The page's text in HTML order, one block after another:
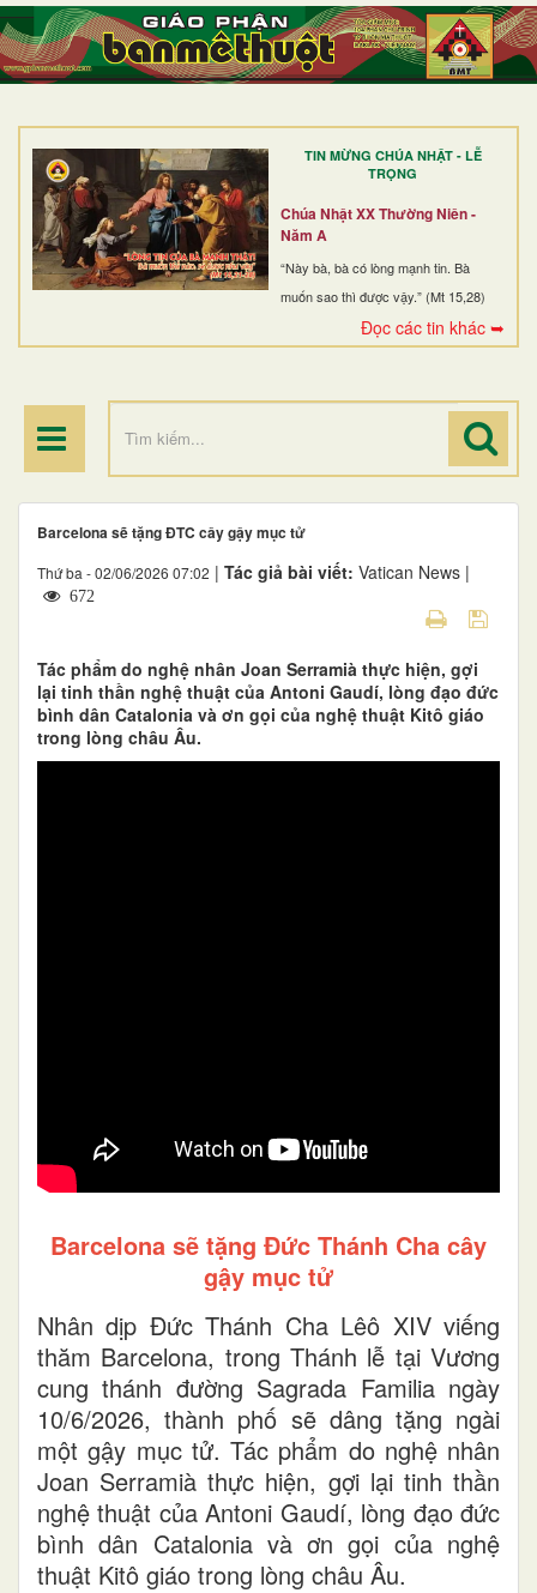
TIN MỪNG CHÚA NHẬT - LỄ
TRỌNG
Chúa Nhật XX Thường Niên -
Năm A
“Này bà, bà có lòng mạnh tin. Bà
muốn sao thì được vậy.” (Mt 15,28)
Đọc các tin khác ➥
TRANG NHẤT
GIỚI THIỆU
DÒNG TU
BAN MỤC VỤ
ĐOÀN THỂ CG
ĐIỂM HÀNH HƯƠNG
Barcelona sẽ tặng ĐTC cây gậy mục tử
Thứ ba - 02/06/2026 07:02 | Tác giả bài viết: Vatican News |
672
Tác phẩm do nghệ nhân Joan Serramià thực hiện, gợi
lại tinh thần nghệ thuật của Antoni Gaudí, lòng đạo đức
bình dân Catalonia và ơn gọi của nghệ thuật Kitô giáo
trong lòng châu Âu.
Barcelona sẽ tặng Đức Thánh Cha cây
gậy mục tử
Nhân dịp Đức Thánh Cha Lêô XIV viếng
thăm Barcelona, trong Thánh lễ tại Vương
cung thánh đường Sagrada Familia ngày
10/6/2026, thành phố sẽ dâng tặng ngài
một gậy mục tử. Tác phẩm do nghệ nhân
Joan Serramià thực hiện, gợi lại tinh thần
nghệ thuật của Antoni Gaudí, lòng đạo đức
bình dân Catalonia và ơn gọi của nghệ
thuật Kitô giáo trong lòng châu Âu.